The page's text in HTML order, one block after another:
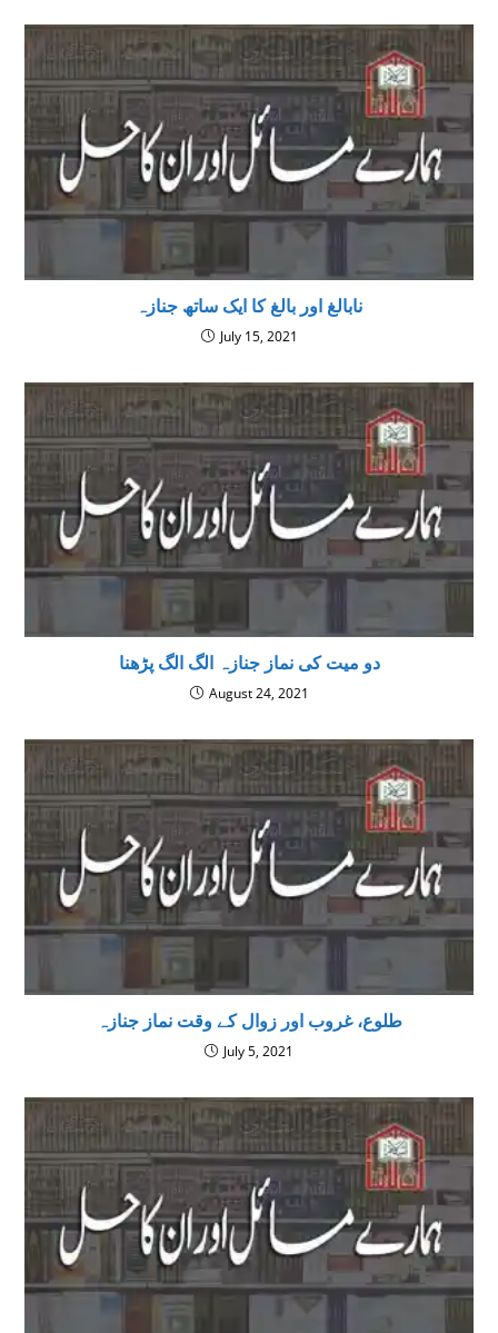
نابالغ اور بالغ کا ایک ساتھ جنازہ
July 15, 2021
دو میت کی نماز جنازہ الگ الگ پڑھنا
August 24, 2021
طلوع، غروب اور زوال کے وقت نماز جنازہ
July 5, 2021